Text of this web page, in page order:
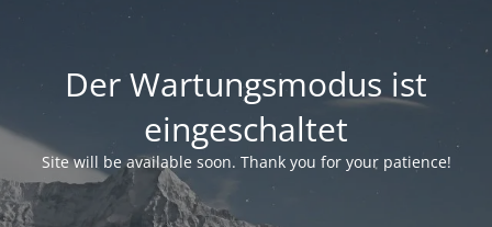
Der Wartungsmodus ist
eingeschaltet
Site will be available soon. Thank you for your patience!